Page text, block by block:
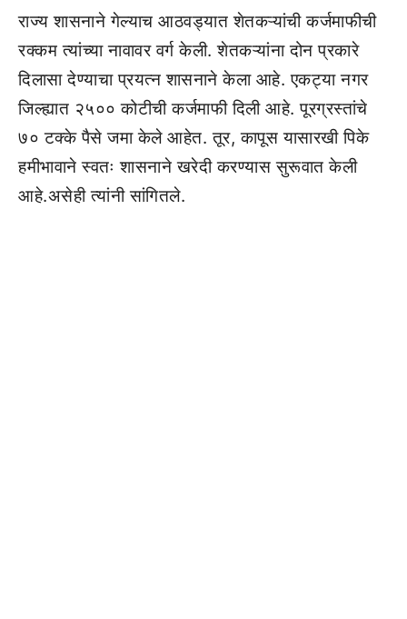
राज्य शासनाने गेल्याच आठवड्यात शेतकऱ्यांची कर्जमाफीची
रक्कम त्यांच्या नावावर वर्ग केली. शेतकऱ्यांना दोन प्रकारे
दिलासा देण्याचा प्रयत्न शासनाने केला आहे. एकट्या नगर
जिल्ह्यात २५०० कोटीची कर्जमाफी दिली आहे. पूरग्रस्तांचे
७० टक्के पैसे जमा केले आहेत. तूर, कापूस यासारखी पिके
हमीभावाने स्वतः शासनाने खरेदी करण्यास सुरूवात केली
आहे.असेही त्यांनी सांगितले.